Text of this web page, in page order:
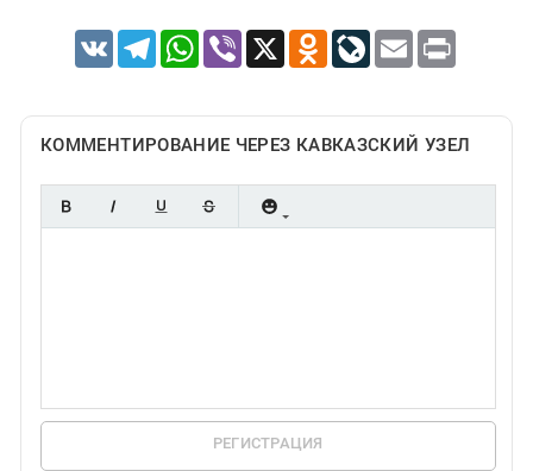
VK TelegramWhatsApp
Viber X Odnoklassniki
LiveJournal
Email Print
КОММЕНТИРОВАНИЕ ЧЕРЕЗ КАВКАЗСКИЙ УЗЕЛ
РЕГИСТРАЦИЯ